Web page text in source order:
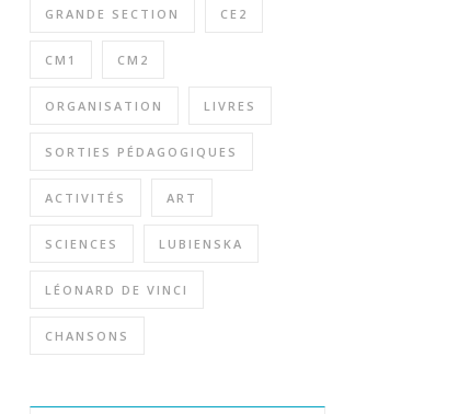
GRANDE SECTION CE2
CM1 CM2
ORGANISATION LIVRES
SORTIES PÉDAGOGIQUES
ACTIVITÉS ART
SCIENCES LUBIENSKA
LÉONARD DE VINCI
CHANSONS